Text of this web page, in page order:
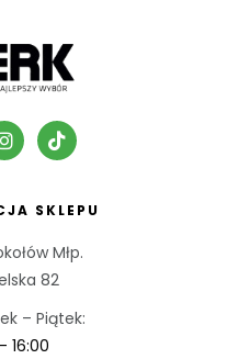
SKLEPU
Młp.
82
– Piątek:
16:00